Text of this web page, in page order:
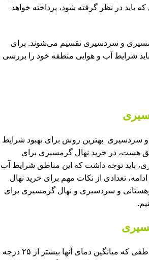
که باید در نظر گرفته شود، پرداخته خواهد
و سردسیری تقسیم می‌شوند. برای
باید شرایط آب و هوایی منطقه خود را بررسی
سردسیری بهترین روش برای بهبود شرایط
هست، در خرید نهال گرمسیری برای
باید توجه داشت که این مناطق شرایط آب
تعدادی از نکات مهم برای خرید نهال
و سردسیری و نهال گرمسیری برای
برای مناطق دشتی و مناطقی که میانگین دمای آنها بیشتر از ۲۵ درجه